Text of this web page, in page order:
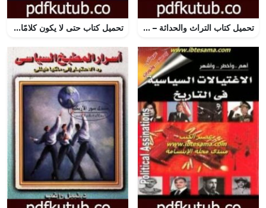
تحميل كتاب التراث والحداثة – دراسات ومناقشات PDF تأليف محمد عابد الجابري مجانا [كامل] تحميل كتاب حتى لا يكون كلامًا في الهواء PDF تأليف فرج فودة مجانا [كامل]